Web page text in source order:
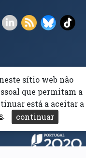
nova janela)
janela)
(abre em nova janela)
(abre em nova
LinkedIn (abre em
RSS (abre em
Bluesky
Livro Amarelo
Privacidade Proteção
(abre em nova janela)
sítio web não
que permitam a
está a aceitar a
. continuar